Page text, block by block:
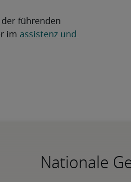
führenden
im assistenz und
Nationale